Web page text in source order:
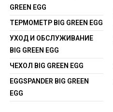
GREEN EGG
ТЕРМОМЕТР BIG GREEN EGG
УХОД И ОБСЛУЖИВАНИЕ
BIG GREEN EGG
ЧЕХОЛ BIG GREEN EGG
EGGSPANDER BIG GREEN
EGG